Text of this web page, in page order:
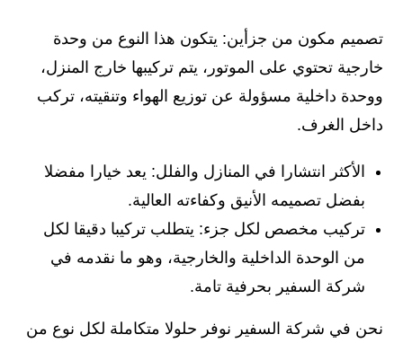
تصميم مكون من جزأين: يتكون هذا النوع من وحدة
خارجية تحتوي على الموتور، يتم تركيبها خارج المنزل،
ووحدة داخلية مسؤولة عن توزيع الهواء وتنقيته، تركب
داخل الغرف.
الأكثر انتشارا في المنازل والفلل: يعد خيارا مفضلا
بفضل تصميمه الأنيق وكفاءته العالية.
تركيب مخصص لكل جزء: يتطلب تركيبا دقيقا لكل
من الوحدة الداخلية والخارجية، وهو ما نقدمه في
شركة السفير بحرفية تامة.
نحن في شركة السفير نوفر حلولا متكاملة لكل نوع من